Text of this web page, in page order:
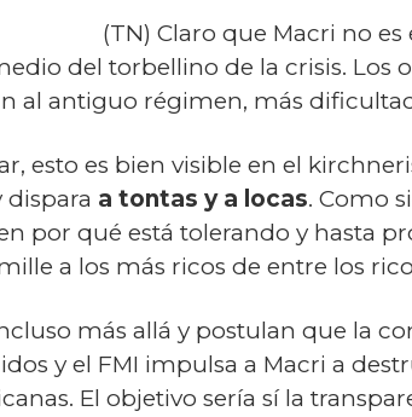
(TN) Claro que Macri no
del torbellino de la crisis. Los
al antiguo régimen, más
esto es bien visible en el
dispara a tontas y a locas. Como
por qué está tolerando y hasta
a los más ricos de entre los
más allá y postulan que la
y el FMI impulsa a Macri a
El objetivo sería sí la